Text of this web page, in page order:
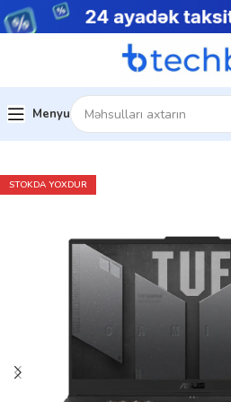
Menyu
Ev Noutbuklar Gaming Notebooklar
STOKDA YOXDUR